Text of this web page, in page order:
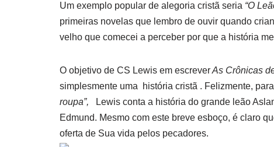
Um exemplo popular de alegoria cristã seria “O
primeiras novelas que lembro de ouvir quando
velho que comecei a perceber por que a história
O objetivo de CS Lewis em escreverAs Crônicas
simplesmente uma história cristã . Felizmente,
roupa”, Lewis conta a história do grande leão
Edmund. Mesmo com este breve esboço, é claro
oferta de Sua vida pelos pecadores.